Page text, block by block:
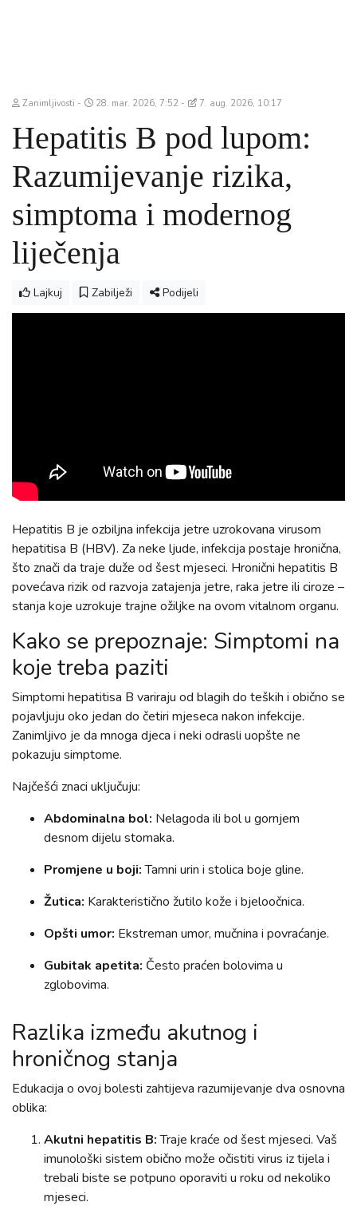
Zanimljivosti 28. mar. 2026, 7:52 7. aug. 2026, 10:17
Hepatitis B pod lupom:
Razumijevanje rizika,
simptoma i modernog
liječenja
Lajkuj Zabilježi Podijeli
Hepatitis B je ozbiljna infekcija jetre uzrokovana virusom
hepatitisa B (HBV). Za neke ljude, infekcija postaje hronična,
što znači da traje duže od šest mjeseci. Hronični hepatitis B
povećava rizik od razvoja zatajenja jetre, raka jetre ili ciroze –
stanja koje uzrokuje trajne ožiljke na ovom vitalnom organu.
Kako se prepoznaje: Simptomi na
koje treba paziti
Simptomi hepatitisa B variraju od blagih do teških i obično se
pojavljuju oko jedan do četiri mjeseca nakon infekcije.
Zanimljivo je da mnoga djeca i neki odrasli uopšte ne
pokazuju simptome.
Najčešći znaci uključuju:
Abdominalna bol: Nelagoda ili bol u gornjem
desnom dijelu stomaka.
Promjene u boji:Tamni urin i stolica boje gline.
Žutica: Karakteristično žutilo kože i bjeloočnica.
Opšti umor: Ekstreman umor, mučnina i povraćanje.
Gubitak apetita: Često praćen bolovima u
zglobovima.
Razlika između akutnog i
hroničnog stanja
Edukacija o ovoj bolesti zahtijeva razumijevanje dva osnovna
oblika:
Akutni hepatitis B:Traje kraće od šest mjeseci. Vaš
imunološki sistem obično može očistiti virus iz tijela i
trebali biste se potpuno oporaviti u roku od nekoliko
mjeseci.